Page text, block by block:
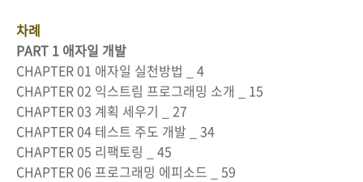
차례
PART 1 애자일 개발
CHAPTER 01 애자일 실천방법 _ 4
CHAPTER 02 익스트림 프로그래밍 소개 _ 15
CHAPTER 03 계획 세우기 _ 27
CHAPTER 04 테스트 주도 개발 _ 34
CHAPTER 05 리팩토링 _ 45
CHAPTER 06 프로그래밍 에피소드 _ 59